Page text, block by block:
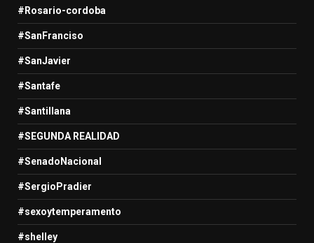
#Rosario-cordoba
#SanFranciso
#SanJavier
#Santafe
#Santillana
#SEGUNDA REALIDAD
#SenadoNacional
#SergioPradier
#sexoytemperamento
#shelley